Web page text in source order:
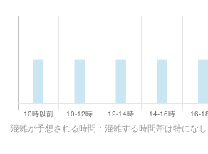
混雑が予想される時間：混雑する時間帯は特になし